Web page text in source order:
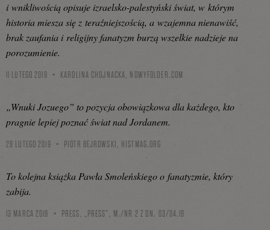
i wnikliwością opisuje izraelsko-palestyński świat, w którym
historia miesza się z teraźniejszością, a wzajemna nienawiść,
brak zaufania i religijny fanatyzm burzą wszelkie nadzieje na
porozumienie.
11 LUTEGO 2019 KAROLINA CHOJNACKA, NOWYFOLDER.COM
„Wnuki Jozuego” to pozycja obowiązkowa dla każdego, kto
pragnie lepiej poznać świat nad Jordanem.
28 LUTEGO 2019 PIOTR BEJROWSKI, HISTMAG.ORG
To kolejna książka Pawła Smoleńskiego o fanatyzmie, który
zabija.
13 MARCA 2019 PRESS, „PRESS”, M./NR 2 Z DN. 03/04.19